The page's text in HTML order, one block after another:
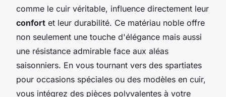
comme le cuir véritable, influence directement leur
confort et leur durabilité. Ce matériau noble offre
non seulement une touche d'élégance mais aussi
une résistance admirable face aux aléas
saisonniers. En vous tournant vers des spartiates
pour occasions spéciales ou des modèles en cuir,
vous intégrez des pièces polyvalentes à votre